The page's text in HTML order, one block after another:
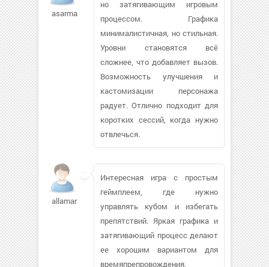
asarman822
но затягивающим игровым
процессом. Графика
минималистичная, но стильная.
Уровни становятся всё
сложнее, что добавляет вызов.
Возможность улучшения и
кастомизации персонажа
радует. Отлично подходит для
коротких сессий, когда нужно
отвлечься.
allamarina504
Интересная игра с простым
геймплеем, где нужно
управлять кубом и избегать
препятствий. Яркая графика и
затягивающий процесс делают
ее хорошим вариантом для
времяпрепровождения.